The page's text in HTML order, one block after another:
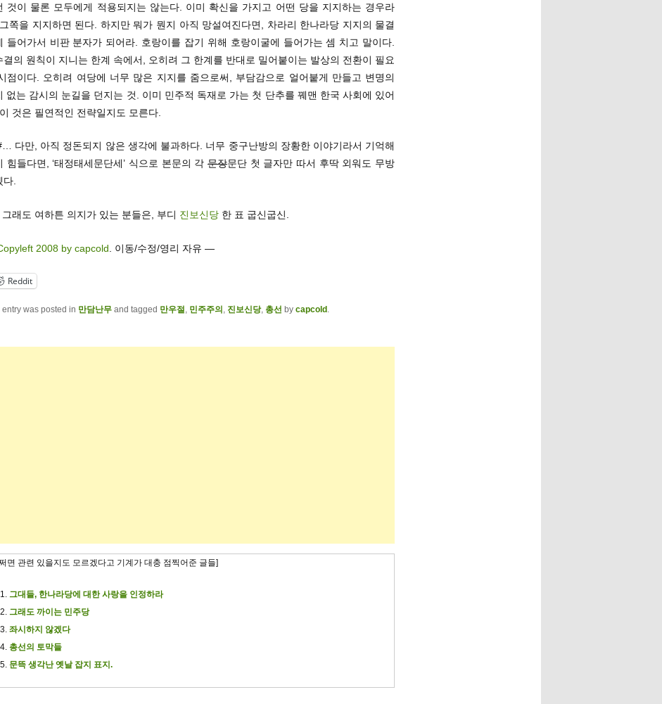
것이 물론 모두에게 적용되지는 않는다. 이미 확신을 가지고 어떤 당을 지지하는 경우라
쪽을 지지하면 된다. 하지만 뭐가 뭔지 아직 망설여진다면, 차라리 한나라당 지지의 물결
들어가서 비판 분자가 되어라. 호랑이를 잡기 위해 호랑이굴에 들어가는 셈 치고 말이다.
결의 원칙이 지니는 한계 속에서, 오히려 그 한계를 반대로 밀어붙이는 발상의 전환이 필요
점이다. 오히려 여당에 너무 많은 지지를 줌으로써, 부담감으로 얼어붙게 만들고 변명의
없는 감시의 눈길을 던지는 것. 이미 민주적 독재로 가는 첫 단추를 꿰맨 한국 사회에 있어
것은 필연적인 전략일지도 모른다.
다만, 아직 정돈되지 않은 생각에 불과하다. 너무 중구난방의 장황한 이야기라서 기억해
힘들다면, ‘태정태세문단세’ 식으로 본문의 각 문장문단 첫 글자만 따서 후딱 외워도 무방
다.
그래도 여하튼 의지가 있는 분들은, 부디 진보신당한 표 굽신굽신.
2008 by capcold . 이동/수정/영리 자유 —
Reddit
entry was posted in 만담난무and tagged 만우절 민주주의 진보신당, 총선 by capcold.
면 관련 있을지도 모르겠다고 기계가 대충 점찍어준 글들]
그대들, 한나라당에 대한 사랑을 인정하라
그래도 까이는 민주당
좌시하지 않겠다
총선의 토막들
문뜩 생각난 옛날 잡지 표지.